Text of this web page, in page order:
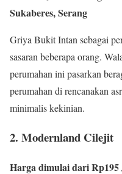
Sukaberes, Serang
Griya Bukit Intan sebagai
sasaran beberapa orang.
perumahan ini pasarkan
perumahan di rencanakan
minimalis kekinian.
2. Modernland Cilejit
Harga dimulai dari Rp195